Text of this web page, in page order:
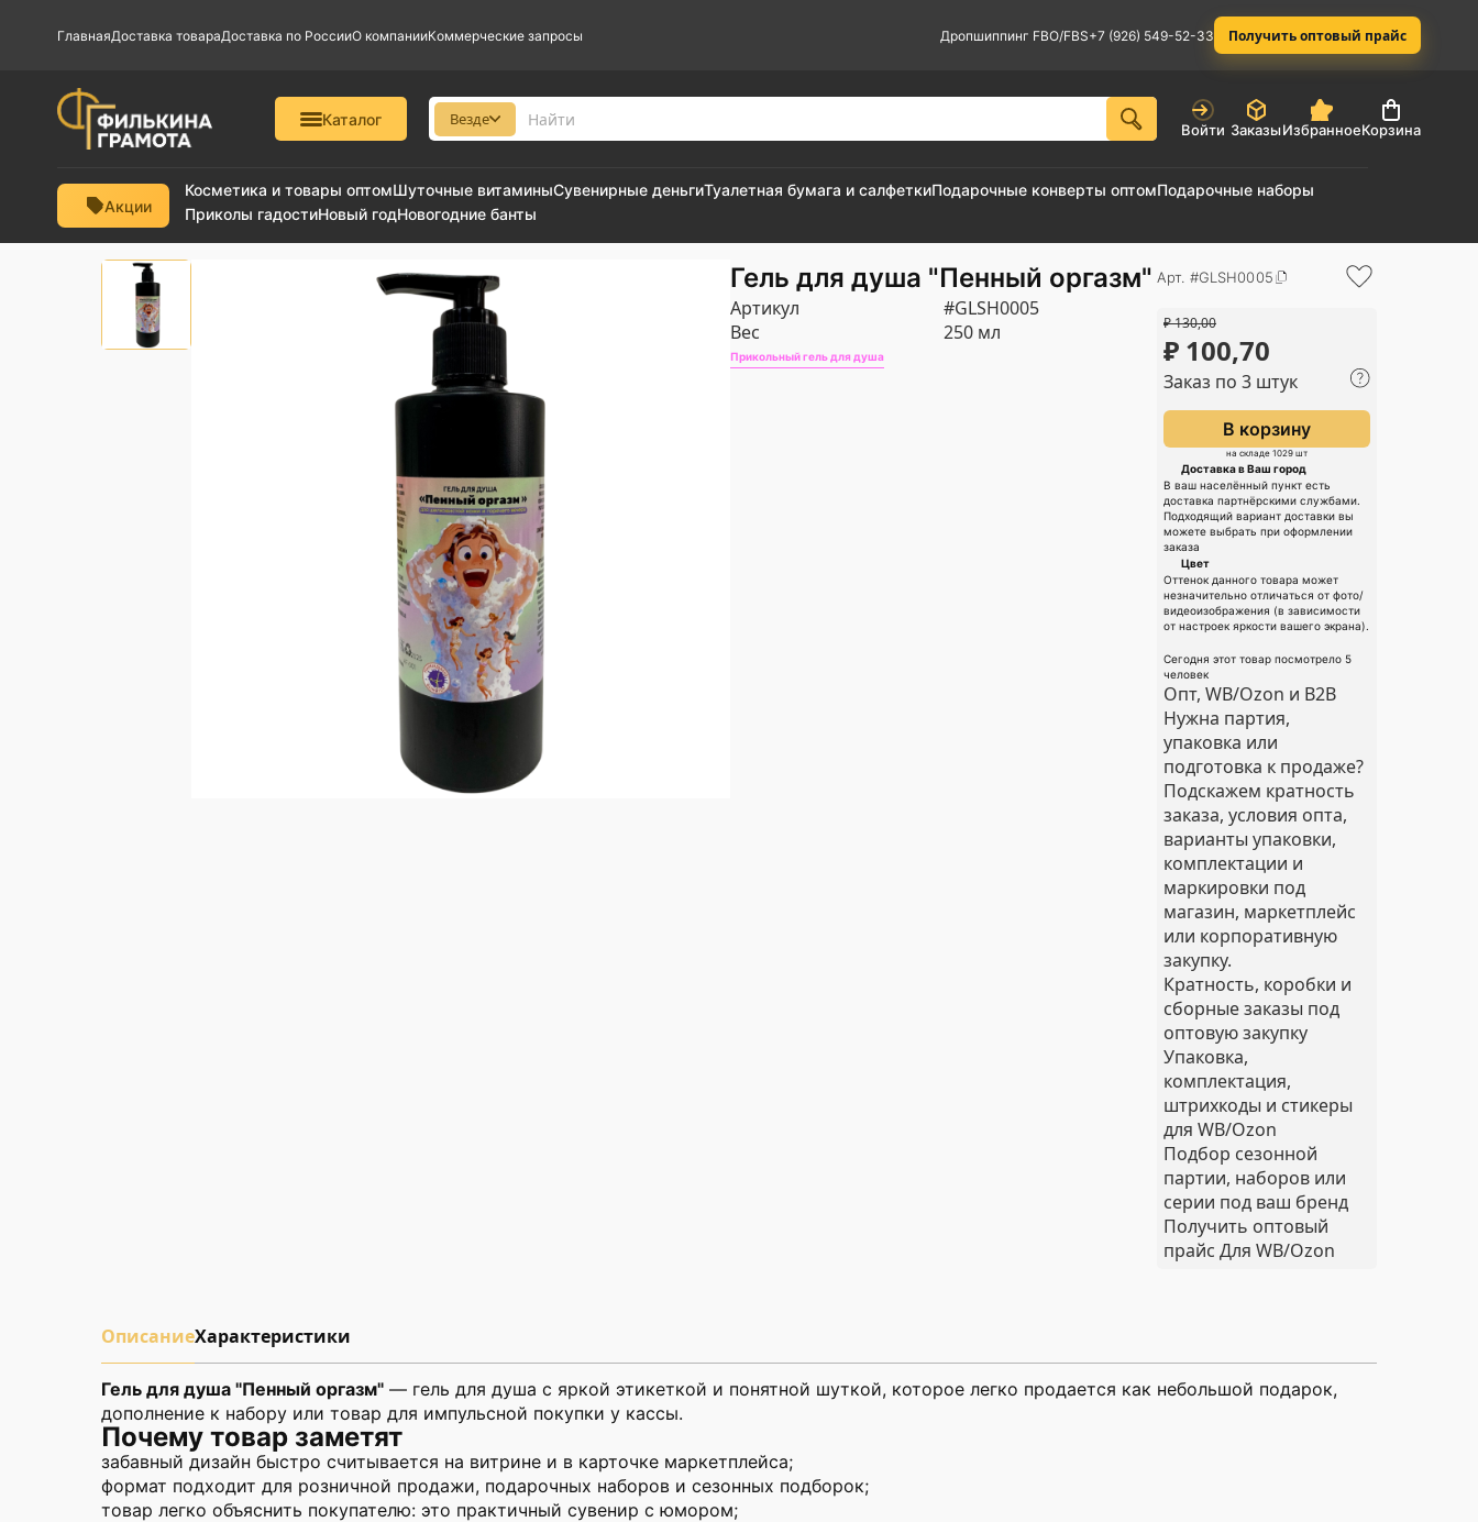
ГлавнаяДоставка товараДоставка по РоссииО компанииКоммерческие запросы Дропшиппинг FBO/FBS+7 (926) 549-52-33 Получить оптовый прайс
Каталог Везде
Войти ЗаказыИзбранноеКорзина
Акции
Косметика и товары оптомШуточные витаминыСувенирные деньгиТуалетная бумага и салфеткиПодарочные конверты оптомПодарочные наборы
Приколы гадостиНовый годНовогодние банты
Гель для душа "Пенный оргазм"
Артикул
#GLSH0005
Вес
250 мл
Прикольный гель для душа
Арт. #GLSH0005
₽130,00
₽ 100,70
Заказ по 3 штук
В корзину
на складе 1029 шт
Доставка в Ваш город
В ваш населённый пункт есть
доставка партнёрскими службами.
Подходящий вариант доставки вы
можете выбрать при оформлении
заказа
Цвет
Оттенок данного товара может
незначительно отличаться от фото/
видеоизображения (в зависимости
от настроек яркости вашего экрана).
Сегодня этот товар посмотрело 5
человек
Опт, WB/Ozon и B2B
Нужна партия,
упаковка или
подготовка к продаже?
Подскажем кратность
заказа, условия опта,
варианты упаковки,
комплектации и
маркировки под
магазин, маркетплейс
или корпоративную
закупку.
Кратность, коробки и
сборные заказы под
оптовую закупку
Упаковка,
комплектация,
штрихкоды и стикеры
для WB/Ozon
Подбор сезонной
партии, наборов или
серии под ваш бренд
Получить оптовый
прайс Для WB/Ozon
ОписаниеХарактеристики
Гель для душа "Пенный оргазм" — гель для душа с яркой этикеткой и понятной шуткой, которое легко продается как небольшой подарок,
дополнение к набору или товар для импульсной покупки у кассы.
Почему товар заметят
забавный дизайн быстро считывается на витрине и в карточке маркетплейса;
формат подходит для розничной продажи, подарочных наборов и сезонных подборок;
товар легко объяснить покупателю: это практичный сувенир с юмором;